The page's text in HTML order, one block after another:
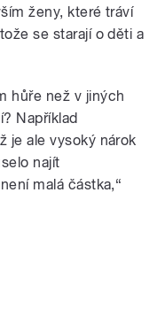
ženy, které tráví
se starají o děti a
hůře než v jiných
Například
je ale vysoký nárok
najít
malá částka,“